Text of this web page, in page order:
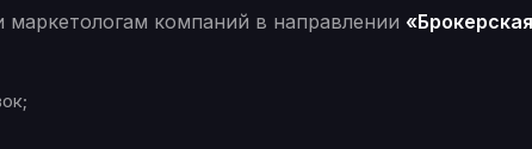
компаний в направлении «Брокерская